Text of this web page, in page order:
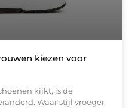
kiezen voor
kijkt, is de
Waar stijl vroeger